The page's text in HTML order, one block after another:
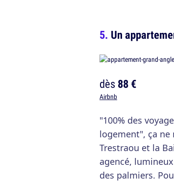
Un
dès88 €
Airbnb
"100% des
logement", ça ne
Trestraou et la
agencé,
des palmiers.